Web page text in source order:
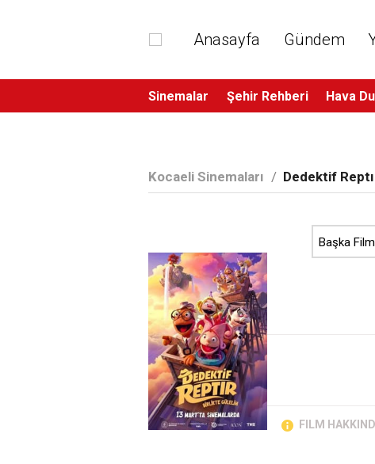
Anasayfa Gündem
Sinemalar Şehir Rehberi Hava
Kocaeli Sinemaları / Dedektif
FILM